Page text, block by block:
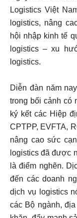
Logistics Việt
logistics, nâng
hội nhập kinh tế
logistics – xu
logistics.
Diễn đàn năm
trong bối cảnh có
ký kết các Hiệp
CPTPP, EVFTA,
nâng cao sức
logistics đã được
là điểm nghẽn.
đến các doanh
dịch vụ logistics
các Bộ ngành,